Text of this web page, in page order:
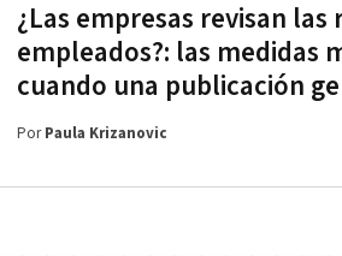
¿Las empresas revisan las
empleados?: las medidas
cuando una publicación
PorPaula Krizanovic